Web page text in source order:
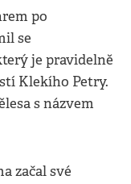
po
se
je pravidelně
Klekího Petry.
s názvem
začal své